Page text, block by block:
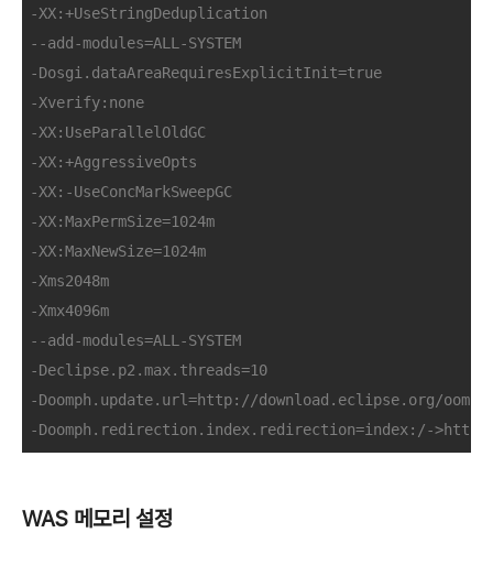
-XX:+UseStringDeduplication
--add-modules=ALL-SYSTEM
-Dosgi.dataAreaRequiresExplicitInit=true
-Xverify:none
-XX:UseParallelOldGC
-XX:+AggressiveOpts
-XX:-UseConcMarkSweepGC
-XX:MaxPermSize=1024m
-XX:MaxNewSize=1024m
-Xms2048m
-Xmx4096m
--add-modules=ALL-SYSTEM
-Declipse.p2.max.threads=10
-Doomph.update.url=http://download.eclipse.org/
-Doomph.redirection.index.redirection=index:/-
WAS 메모리 설정